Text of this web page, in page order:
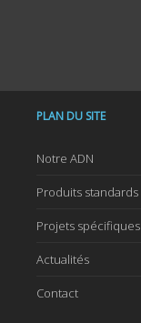
PLAN DU SITE
Notre ADN
Produits standards
Projets spécifiques
Actualités
Contact